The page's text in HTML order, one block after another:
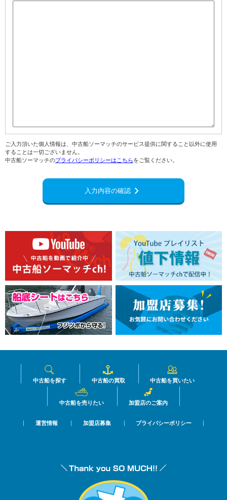
ご入力頂いた個人情報は、中古船ソーマッチのサービス提供に関すること以外に使用
することは一切ございません。
中古船ソーマッチのプライバシーポリシーはこちらをご覧ください。
入力内容の確認navigate_next
中古船を探す 中古船の買取 中古船を買いたい
中古船を売りたい 加盟店のご案内
運営情報 加盟店募集 プライバシーポリシー